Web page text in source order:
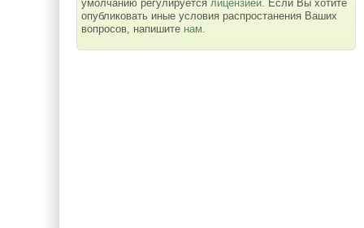
умолчанию регулируется лицензией. Если Вы хотите
опубликовать иные условия распростанения Ваших
вопросов, напишите нам.